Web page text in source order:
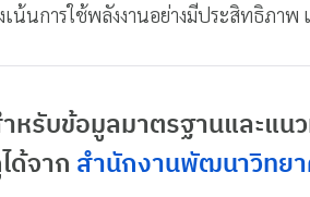
เน้นการใช้พลังงานอย่างมีประสิทธิภาพ
หรับข้อมูลมาตรฐานและแน
ด้จาก สำนักงานพัฒนาวิทยา